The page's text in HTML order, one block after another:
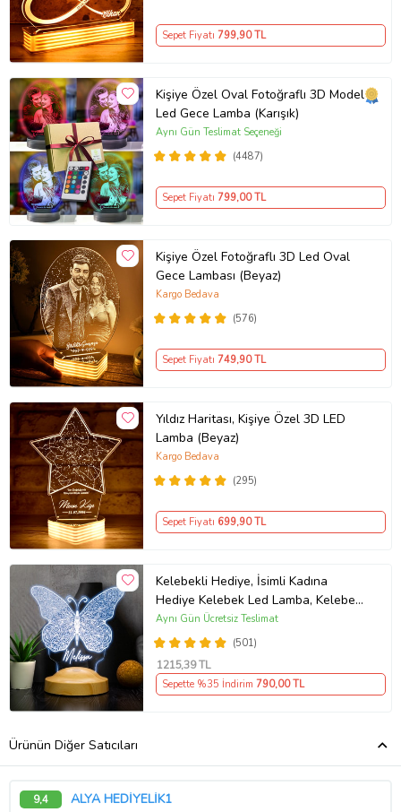
Sepet Fiyatı 799,90 TL
Kişiye Özel Oval Fotoğraflı 3D Model
Led Gece Lamba (Karışık)
(4487)
Aynı Gün Teslimat Seçeneği
Sepet Fiyatı 799,00 TL
Kişiye Özel Fotoğraflı 3D Led Oval
Gece Lambası (Beyaz)
(576)
Kargo Bedava
Sepet Fiyatı 749,90 TL
Yıldız Haritası, Kişiye Özel 3D LED
Lamba (Beyaz)
(295)
Kargo Bedava
Sepet Fiyatı 699,90 TL
Kelebekli Hediye, İsimli Kadına
Hediye Kelebek Led Lamba, Kelebek
Tasarımlı Doğum Günü Hediyesi 3D
Gece Lambası(501)
Aynı Gün Ücretsiz Teslimat
1215,39 TL
Sepette %35 İndirim 790,00 TL
Ürünün Diğer Satıcıları
9,4 ALYA HEDİYELİK1